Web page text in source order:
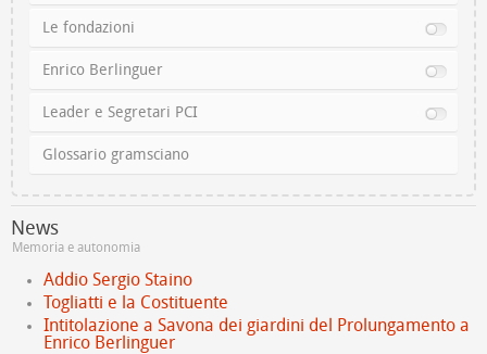
Le fondazioni
Enrico Berlinguer
Leader e Segretari PCI
Glossario gramsciano
News
Memoria e autonomia
Addio Sergio Staino
Togliatti e la Costituente
Intitolazione a Savona dei giardini del Prolungamento a
Enrico Berlinguer